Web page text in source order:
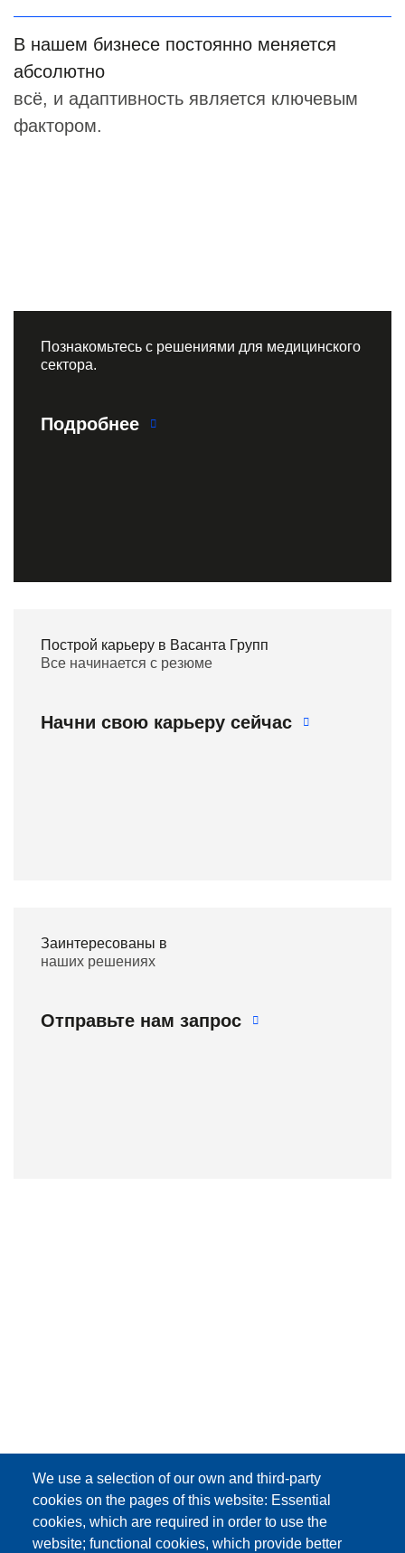
В нашем бизнесе постоянно меняется
абсолютно
всё, и адаптивность является ключевым
фактором.
Познакомьтесь с решениями для медицинского
сектора.
Подробнее
Построй карьеру в Васанта Групп
Все начинается с резюме
Начни свою карьеру сейчас
Заинтересованы в
наших решениях
Отправьте нам запрос
We use a selection of our own and third-party
cookies on the pages of this website: Essential
cookies, which are required in order to use the
website; functional cookies, which provide better